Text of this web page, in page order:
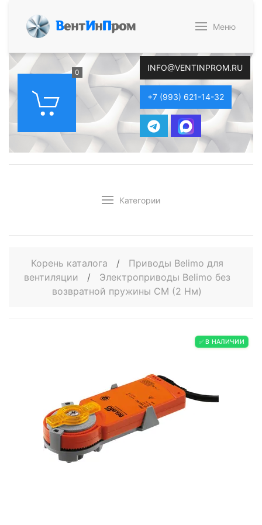
ВентИнПром Меню
0 INFO@VENTINPROM.RU
+7 (993) 621-14-32
Категории
Корень каталога /
Приводы Belimo для
вентиляции
/
Электроприводы Belimo без
возвратной пружины СМ (2 Нм)
✅ В НАЛИЧИИ